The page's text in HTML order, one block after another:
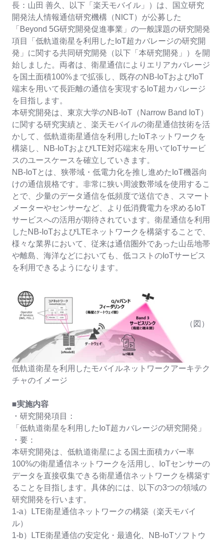
長：山田 善久、以下「楽天モバイル」）は、国立研究
開発法人情報通信研究機構（NICT）が公募した
「Beyond 5G研究開発促進事業」の一般課題の研究開発
項目「低軌道衛星を利用したIoT超カバレージの研究開
発」に関する共同研究開発（以下「本研究開発」）を開
始しました。両者は、衛星通信によりエリアカバレージ
を国土面積100%まで拡張し、既存のNB-IoTおよびIoT
端末を用いて長距離の通信を実現するIoT超カバレージ
を目指します。
本研究開発は、東京大学のNB-IoT（Narrow Band IoT）
に関する研究実績と、楽天モバイルの衛星通信技術を活
かして、低軌道衛星通信を利用したIoTネットワークを
構築し、NB-IoTおよびLTE対応端末を用いてIoTサービ
スのユースケースを確立していきます。
NB-IoTとは、狭帯域・低電力化を推し進めたIoT機器向
けの通信規格です。非常に狭い周波数帯域を使用するこ
とで、少量のデータ通信を低頻度で送信でき、スマート
メーターやセンサーなど、より低消費電力を求めるIoT
サービスへの活用が期待されています。衛星通信を利用
したNB-IoTおよびLTEネットワークを構築することで、
様々な業界において、従来は通信圏外であった山岳地帯
や離島、海洋などにおいても、低コストのIoTサービス
を利用できるようになります。
（図）
低軌道衛星を利用したモバイルネットワークアーキテク
チャのイメージ
■実施内容
・研究開発項目：
「低軌道衛星を利用したIoT超カバレージの研究開発」
・要：
本研究開発は、低軌道衛星による国土面積カバー率
100%の衛星通信ネットワークを活用し、IoTセンサーの
データを直接収集できる衛星通信ネットワークを構築す
ることを目指します。具体的には、以下の3つの領域の
研究開発を行います。
1-a）LTE衛星通信ネットワークの構築（楽天モバイ
ル）
1-b）LTE衛星通信の安定化・最適化、NB-IoTソフトウ